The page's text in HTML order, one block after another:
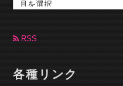
カ
ブ RSS
各種リンク